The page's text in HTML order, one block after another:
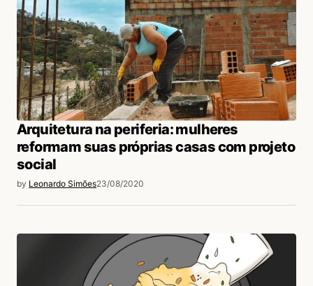
Acesse para responder
Leonardo Simões
15/09/2020 às 2:06 PM
Muito obrigado, Isa! O livro é tão bom que
qualquer texto que fale sobre ele toma isso
emprestado haha
Acesse para responder
Carla Souza
Um livraço mesmo! Eu acabei de ler e os textos
sao como vc disse: otimos
Arquitetura na periferia: mulheres
reformam suas próprias casas com projeto
social
by Leonardo Simões23/08/2020